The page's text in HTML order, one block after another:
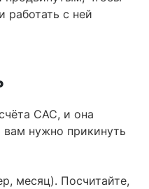
работать с ней
CAC, и она
вам нужно прикинуть
месяц). Посчитайте,